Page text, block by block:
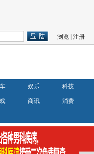
浏览 |注册
娱乐 科技
商讯 消费